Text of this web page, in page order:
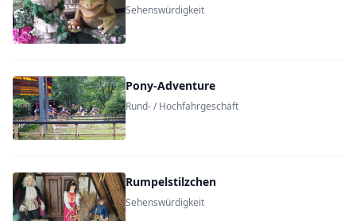
Sehenswürdigkeit
Pony-Adventure
Rund- / Hochfahrgeschäft
Rumpelstilzchen
Sehenswürdigkeit